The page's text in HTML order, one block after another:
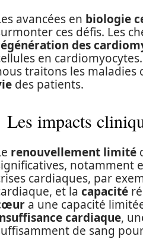
avancées en biologie
ces défis. Les
des
en
traitons les
des patients.
Les impacts
renouvellement limité
notamment
cardiaques, par
et la capacité
a une capacité
cardiaque,
de sang